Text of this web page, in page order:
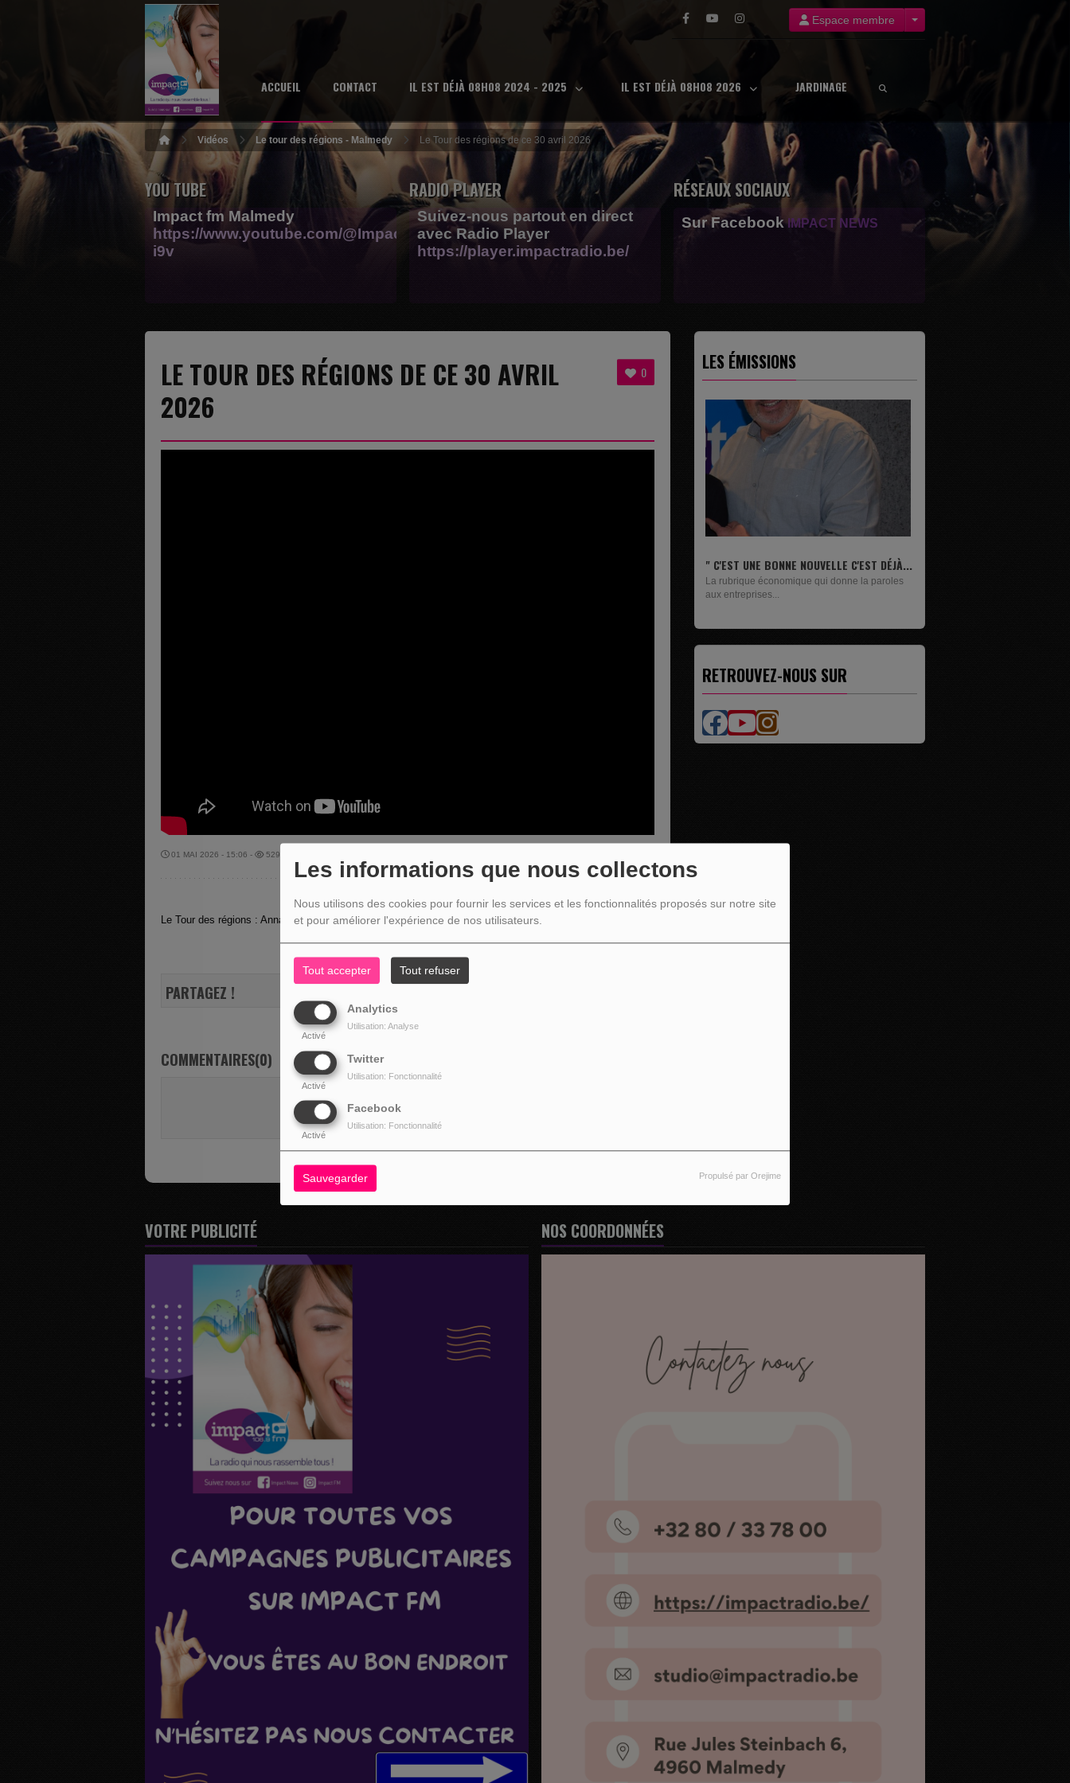
Les informations que nous collectons
Nous utilisons des cookies pour fournir les services et les fonctionnalités proposés sur notre site
et pour améliorer l'expérience de nos utilisateurs.
Tout accepter Tout refuser
Analytics
Activé
Utilisation: Analyse
Twitter
Activé
Utilisation: Fonctionnalité
Facebook
Activé
Utilisation: Fonctionnalité
Sauvegarder Propulsé par Orejime
Espace membre
ACCUEIL CONTACT IL EST DÉJÀ 08H08 2024 - 2025 IL EST DÉJÀ 08H08 2026 JARDINAGE
Vidéos Le tour des régions - Malmedy Le Tour des régions de ce 30 avril 2026
YOU TUBE
Impact fm Malmedy
https://www.youtube.com/@Impactfm-
i9v
RADIO PLAYER
Suivez-nous partout en direct
avec Radio Player
https://player.impactradio.be/
RÉSEAUX SOCIAUX
Sur Facebook IMPACT NEWS
0
LE TOUR DES RÉGIONS DE CE 30 AVRIL
2026
01 MAI 2026 - 15:06 - 529VUES
Le Tour des régions : Anna Minten nous présente l'agenda culturel de la commune de Malmedy
PARTAGEZ !
COMMENTAIRES(0)
LES ÉMISSIONS
" C'EST UNE BONNE NOUVELLE C'EST DÉJÀ...
La rubrique économique qui donne la paroles
LIVRES
Un lundi sur deux, Maxime Janssens vous
présente les livres de...
RETROUVEZ-NOUS SUR
VOTRE PUBLICITÉ NOS COORDONNÉES